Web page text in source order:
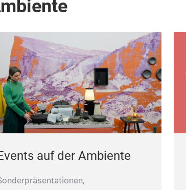
auf der Ambiente